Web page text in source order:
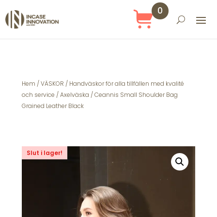
0
Hem /VÄSKOR / Handväskor för alla tillfällen med kvalité
och service /Axelväska / Ceannis Small Shoulder Bag
Grained Leather Black
Slut i lager!